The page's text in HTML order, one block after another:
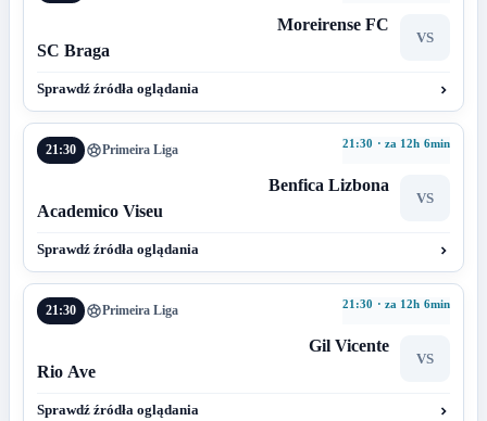
Moreirense FC
VS
SC Braga
Sprawdź źródła oglądania
21:30 Primeira Liga 21:30 · za 12h 6min
Benfica Lizbona
VS
Academico Viseu
Sprawdź źródła oglądania
21:30 Primeira Liga 21:30 · za 12h 6min
Gil Vicente
VS
Rio Ave
Sprawdź źródła oglądania